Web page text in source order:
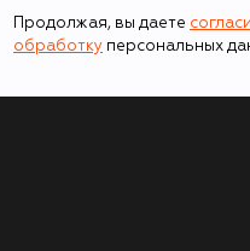
Продолжая, вы даете
обработку персональных